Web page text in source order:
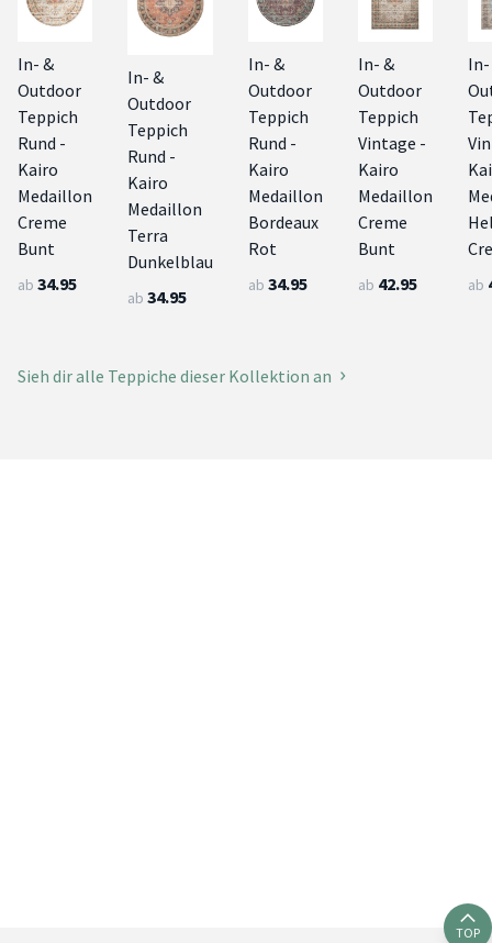
In- &
Outdoor
Teppich
Rund -
Kairo
Medaillon
Creme
Bunt
ab 34.95
In- &
Outdoor
Teppich
Rund -
Kairo
Medaillon
Terra
Dunkelblau
ab 34.95
In- &
Outdoor
Teppich
Rund -
Kairo
Medaillon
Bordeaux
Rot
ab 34.95
In- &
Outdoor
Teppich
Vintage -
Kairo
Medaillon
Creme
Bunt
ab 42.95 ab
Sieh dir alle Teppiche dieser Kollektion an
TOP